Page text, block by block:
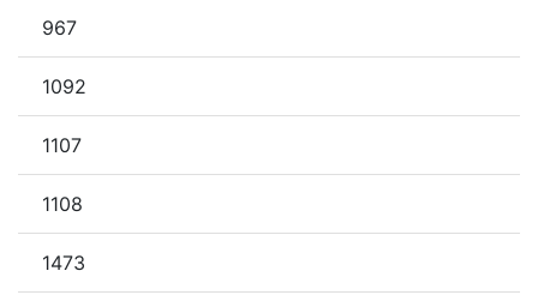
967
1092
1107
1108
1473